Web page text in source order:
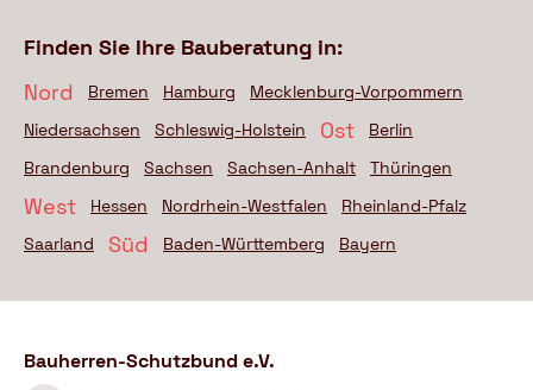
Finden Sie Ihre Bauberatung in:
Nord
Bremen Hamburg
Mecklenburg-Vorpommern
Niedersachsen
Schleswig-Holstein Ost
Berlin
Brandenburg
Sachsen Sachsen-Anhalt Thüringen
West Hessen Nordrhein-Westfalen
Rheinland-Pfalz
Saarland
Süd Baden-Württemberg Bayern
Bauherren-Schutzbund e.V.